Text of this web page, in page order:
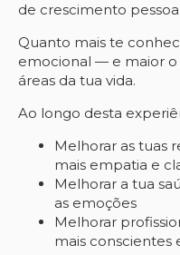
de crescimento
Quanto mais te
emocional — e maior
áreas da tua vida.
Ao longo desta
Melhorar as tuas
mais empatia e
Melhorar a tua
as emoções
Melhorar
mais conscientes